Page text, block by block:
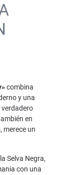
combina
y una
verdadero
en
merece un
Selva Negra,
con una